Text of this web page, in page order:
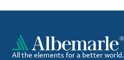
All the elements for a better world.